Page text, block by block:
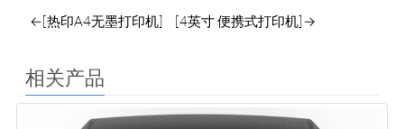
←[热印A4无墨打印机] [4英寸 便携式打印机]→
相关产品